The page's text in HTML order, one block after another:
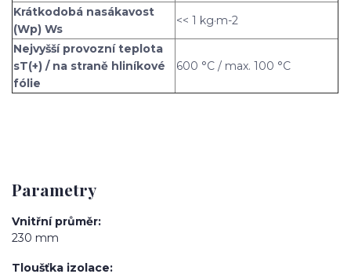
Krátkodobá nasákavost
(Wp) Ws
<< 1 kg·m-2
Nejvyšší provozní teplota
sT(+) / na straně hliníkové
fólie
600 °C / max. 100 °C
Parametry
Vnitřní průměr
230 mm
Tloušťka izolace